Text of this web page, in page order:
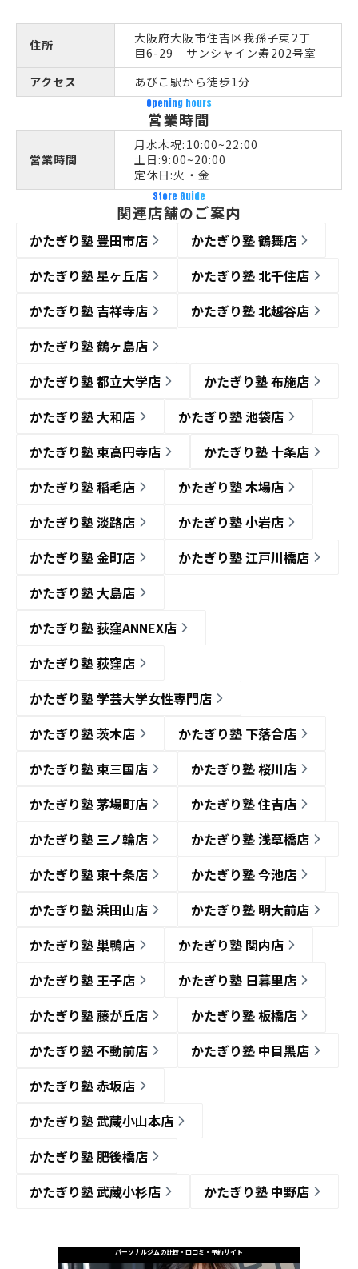
住所
大阪府大阪市住吉区我孫子東2丁
目6-29 サンシャイン寿202号室
アクセス
あびこ駅から徒歩1分
Opening hours
営業時間
営業時間
月水木祝:10:00~22:00
土日:9:00~20:00
定休日:火・金
Store Guide
関連店舗のご案内
かたぎり塾 豊田市店
かたぎり塾 鶴舞店
かたぎり塾 星ヶ丘店
かたぎり塾 北千住店
かたぎり塾 吉祥寺店
かたぎり塾 北越谷店
かたぎり塾 鶴ヶ島店
かたぎり塾 都立大学店
かたぎり塾 布施店
かたぎり塾 大和店
かたぎり塾 池袋店
かたぎり塾 東高円寺店
かたぎり塾 十条店
かたぎり塾 稲毛店
かたぎり塾 木場店
かたぎり塾 淡路店
かたぎり塾 小岩店
かたぎり塾 金町店
かたぎり塾 江戸川橋店
かたぎり塾 大島店
かたぎり塾 荻窪ANNEX店
かたぎり塾 荻窪店
かたぎり塾 学芸大学女性専門店
かたぎり塾 茨木店
かたぎり塾 下落合店
かたぎり塾 東三国店
かたぎり塾 桜川店
かたぎり塾 茅場町店
かたぎり塾 住吉店
かたぎり塾 三ノ輪店
かたぎり塾 浅草橋店
かたぎり塾 東十条店
かたぎり塾 今池店
かたぎり塾 浜田山店
かたぎり塾 明大前店
かたぎり塾 巣鴨店
かたぎり塾 関内店
かたぎり塾 王子店
かたぎり塾 日暮里店
かたぎり塾 藤が丘店
かたぎり塾 板橋店
かたぎり塾 不動前店
かたぎり塾 中目黒店
かたぎり塾 赤坂店
かたぎり塾 武蔵小山本店
かたぎり塾 肥後橋店
かたぎり塾 武蔵小杉店
かたぎり塾 中野店
パーソナルジムの比較・口コミ・予約サイト